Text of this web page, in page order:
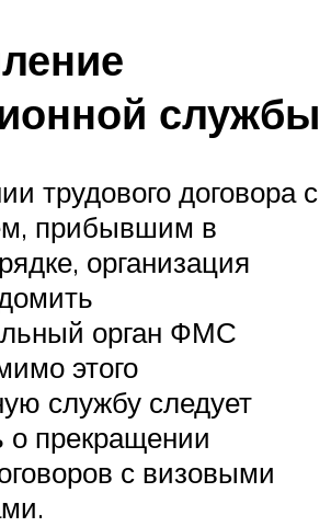
службы
трудового договора с
прибывшим в
организация
орган ФМС
этого
службу следует
о прекращении
с визовыми